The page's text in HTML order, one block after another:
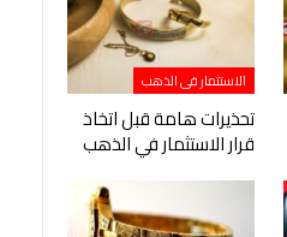
الاستثمار فى الذهب
تحذيرات هامة قبل اتخاذ
قرار الاستثمار في الذهب